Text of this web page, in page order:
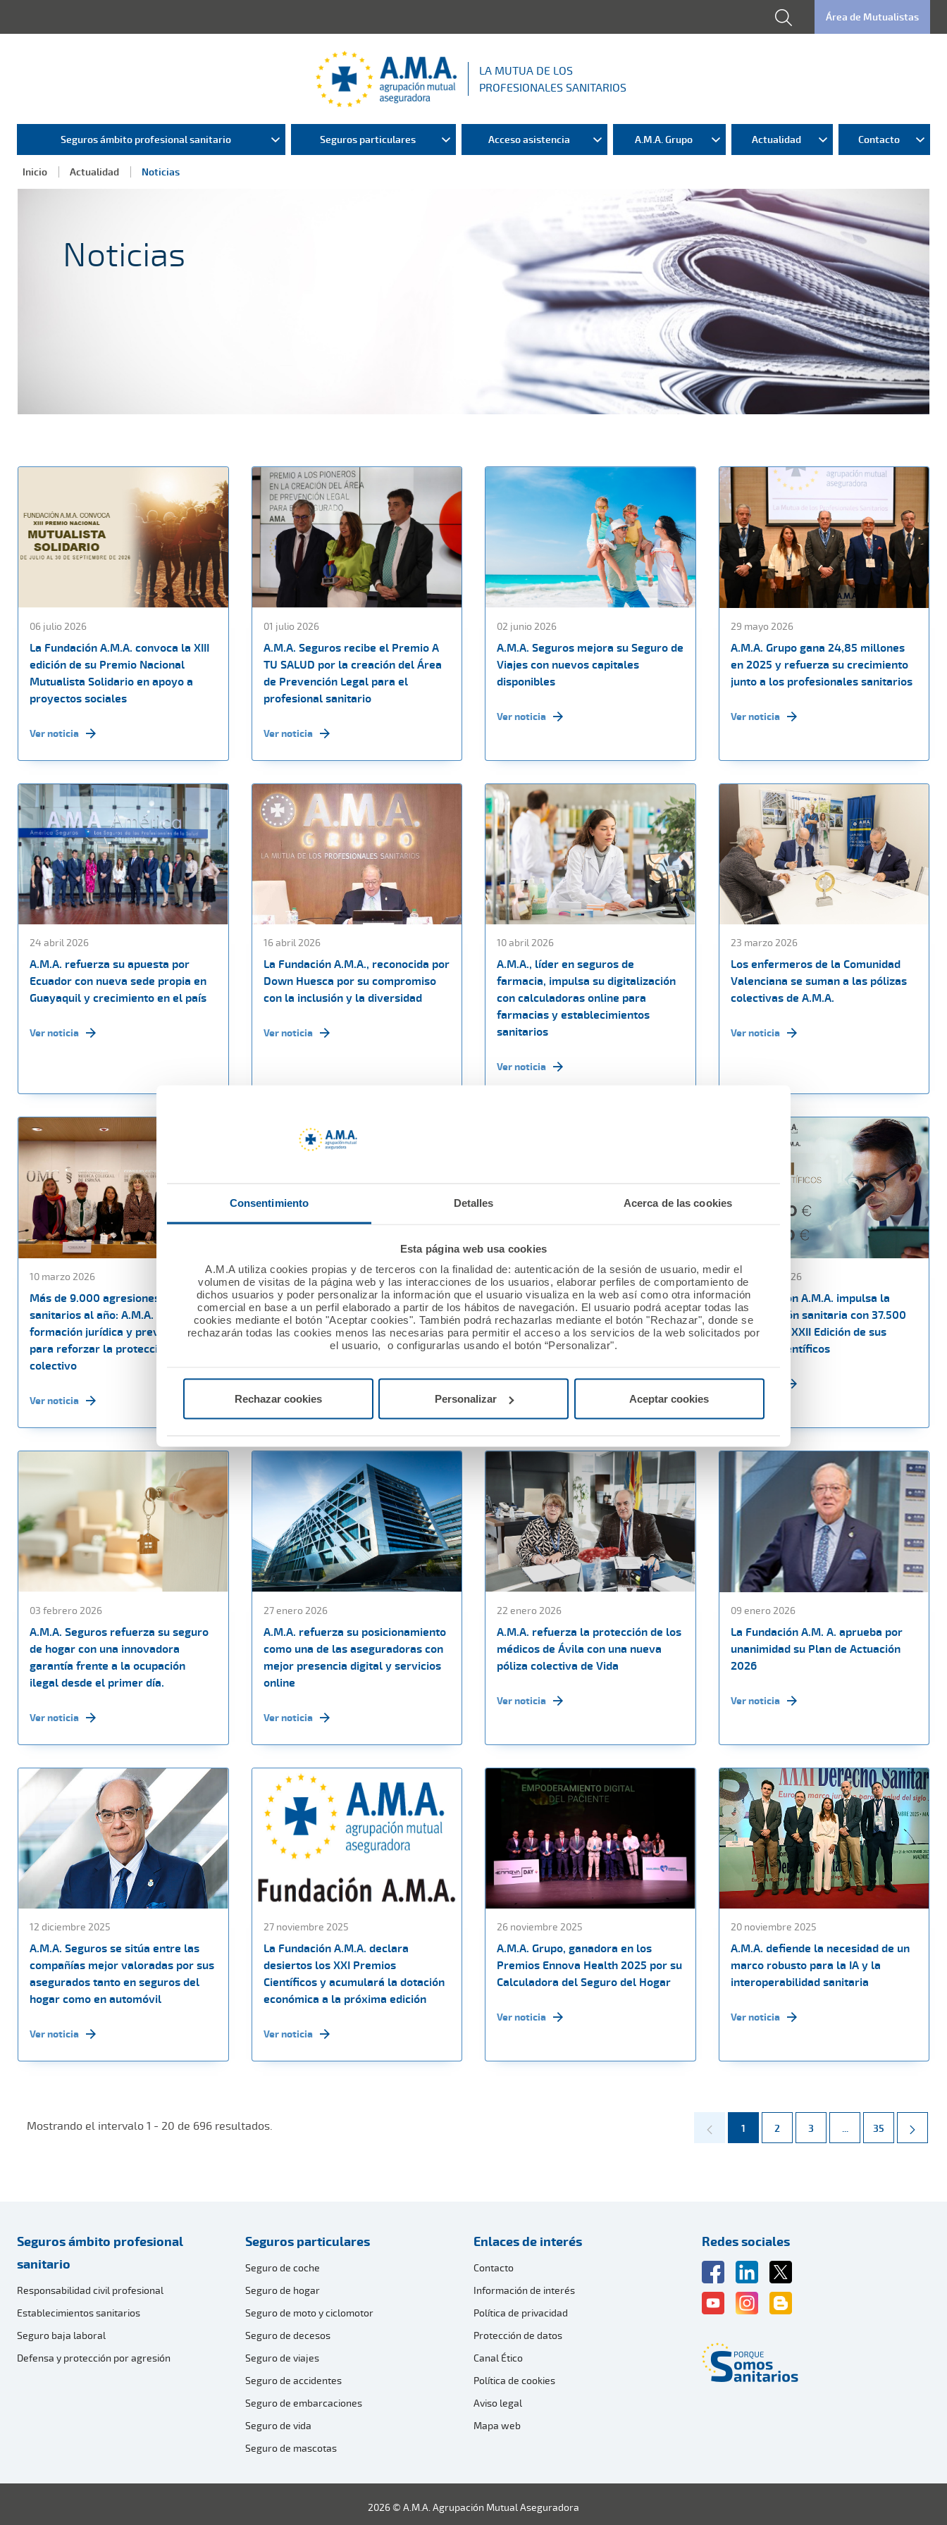
Consentimiento Detalles Acerca de las cookies
Esta página web usa cookies
A.M.A utiliza cookies propias y de terceros con la finalidad de: autenticación de la sesión de usuario, medir el
volumen de visitas de la página web y las interacciones de los usuarios, elaborar perfiles de comportamiento de
dichos usuarios y poder personalizar la información que el usuario visualiza en la web así como otra información
comercial en base a un perfil elaborado a partir de los hábitos de navegación. El usuario podrá aceptar todas las
cookies mediante el botón "Aceptar cookies". También podrá rechazarlas mediante el botón "Rechazar", donde se
rechazarán todas las cookies menos las necesarias para permitir el acceso a los servicios de la web solicitados por
el usuario, o configurarlas usando el botón “Personalizar".
Rechazar cookies Personalizar Aceptar cookies
Área de Mutualistas
LA MUTUA DE LOS
PROFESIONALES SANITARIOS
Seguros ámbito profesional sanitario Seguros particulares Acceso asistencia A.M.A. Grupo Actualidad Contacto
Inicio Actualidad Noticias
Noticias
06 julio 2026
La Fundación A.M.A. convoca la XIII
edición de su Premio Nacional
Mutualista Solidario en apoyo a
proyectos sociales
Ver noticia
01 julio 2026
A.M.A. Seguros recibe el Premio A
TU SALUD por la creación del Área
de Prevención Legal para el
profesional sanitario
Ver noticia
02 junio 2026
A.M.A. Seguros mejora su Seguro de
Viajes con nuevos capitales
disponibles
Ver noticia
29 mayo 2026
A.M.A. Grupo gana 24,85 millones
en 2025 y refuerza su crecimiento
junto a los profesionales sanitarios
Ver noticia
24 abril 2026
A.M.A. refuerza su apuesta por
Ecuador con nueva sede propia en
Guayaquil y crecimiento en el país
Ver noticia
16 abril 2026
La Fundación A.M.A., reconocida por
Down Huesca por su compromiso
con la inclusión y la diversidad
Ver noticia
10 abril 2026
A.M.A., líder en seguros de
farmacia, impulsa su digitalización
con calculadoras online para
farmacias y establecimientos
sanitarios
Ver noticia
23 marzo 2026
Los enfermeros de la Comunidad
Valenciana se suman a las pólizas
colectivas de A.M.A.
Ver noticia
10 marzo 2026
Más de 9.000 agresiones a
sanitarios al año: A.M.A. impulsa
formación jurídica y prevención
para reforzar la protección del
colectivo
Ver noticia
27 febrero 2026
La Fundación A.M.A. concede
60.000 euros a nueve proyectos
sociales en la XII edición del Premio
Nacional Mutualista Solidario.
Ver noticia
13 febrero 2026
A.M.A. reafirma su apoyo a los
profesionales sanitarios en las
Jornadas PostMIR del Grupo CTO
13 febrero 2026
La Fundación A.M.A. impulsa la
investigación sanitaria con 37.500
euros en la XXII Edición de sus
Premios Científicos
Ver noticia
03 febrero 2026
A.M.A. Seguros refuerza su seguro
de hogar con una innovadora
garantía frente a la ocupación
ilegal desde el primer día.
Ver noticia
27 enero 2026
A.M.A. refuerza su posicionamiento
como una de las aseguradoras con
mejor presencia digital y servicios
online
Ver noticia
22 enero 2026
A.M.A. refuerza la protección de los
médicos de Ávila con una nueva
póliza colectiva de Vida
Ver noticia
09 enero 2026
La Fundación A.M. A. aprueba por
unanimidad su Plan de Actuación
2026
Ver noticia
12 diciembre 2025
A.M.A. Seguros se sitúa entre las
compañías mejor valoradas por sus
asegurados tanto en seguros del
hogar como en automóvil
Ver noticia
27 noviembre 2025
La Fundación A.M.A. declara
desiertos los XXI Premios
Científicos y acumulará la dotación
económica a la próxima edición
Ver noticia
26 noviembre 2025
A.M.A. Grupo, ganadora en los
Premios Ennova Health 2025 por su
Calculadora del Seguro del Hogar
Ver noticia
20 noviembre 2025
A.M.A. defiende la necesidad de un
marco robusto para la IA y la
interoperabilidad sanitaria
Ver noticia
Mostrando el intervalo 1 - 20 de 696 resultados. Página
1 Página
2 Página
3 ... Páginas intermedias
Página
35
Seguros ámbito profesional
sanitario
Responsabilidad civil profesional
Establecimientos sanitarios
Seguro baja laboral
Defensa y protección por agresión
Seguros particulares
Seguro de coche
Seguro de hogar
Seguro de moto y ciclomotor
Seguro de decesos
Seguro de viajes
Seguro de accidentes
Seguro de embarcaciones
Seguro de vida
Seguro de mascotas
Enlaces de interés
Contacto
Información de interés
Política de privacidad
Protección de datos
Canal Ético
Política de cookies
Aviso legal
Mapa web
Redes sociales
2026 © A.M.A. Agrupación Mutual Aseguradora